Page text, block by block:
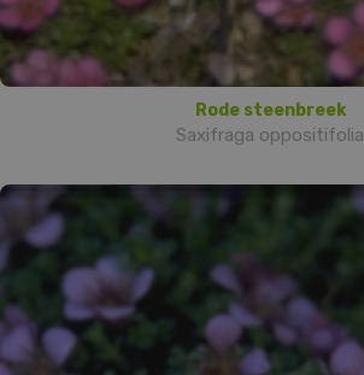
Rode steenbreek
Saxifraga oppositifolia